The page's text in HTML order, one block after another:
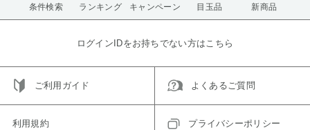
条件検索 ランキング キャンペーン 目玉品 新商品
ログインIDをお持ちでない方はこちら
ご利用ガイド よくあるご質問
利用規約 プライバシーポリシー